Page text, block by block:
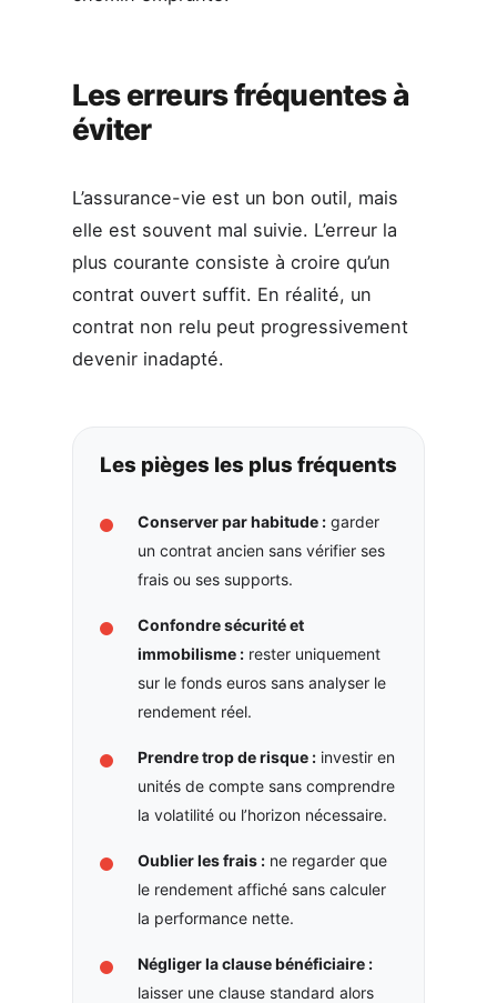
Les erreurs fréquentes à
éviter
L’assurance-vie est un bon outil, mais
elle est souvent mal suivie. L’erreur la
plus courante consiste à croire qu’un
contrat ouvert suffit. En réalité, un
contrat non relu peut progressivement
devenir inadapté.
Les pièges les plus fréquents
Conserver par habitude :garder
un contrat ancien sans vérifier ses
frais ou ses supports.
Confondre sécurité et
immobilisme :rester uniquement
sur le fonds euros sans analyser le
rendement réel.
Prendre trop de risque :investir en
unités de compte sans comprendre
la volatilité ou l’horizon nécessaire.
Oublier les frais :ne regarder que
le rendement affiché sans calculer
la performance nette.
Négliger la clause bénéficiaire :
laisser une clause standard alors